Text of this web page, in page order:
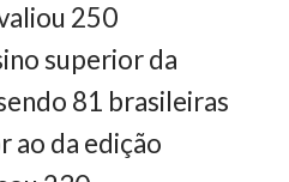
250
superior da
81 brasileiras
ao da edição